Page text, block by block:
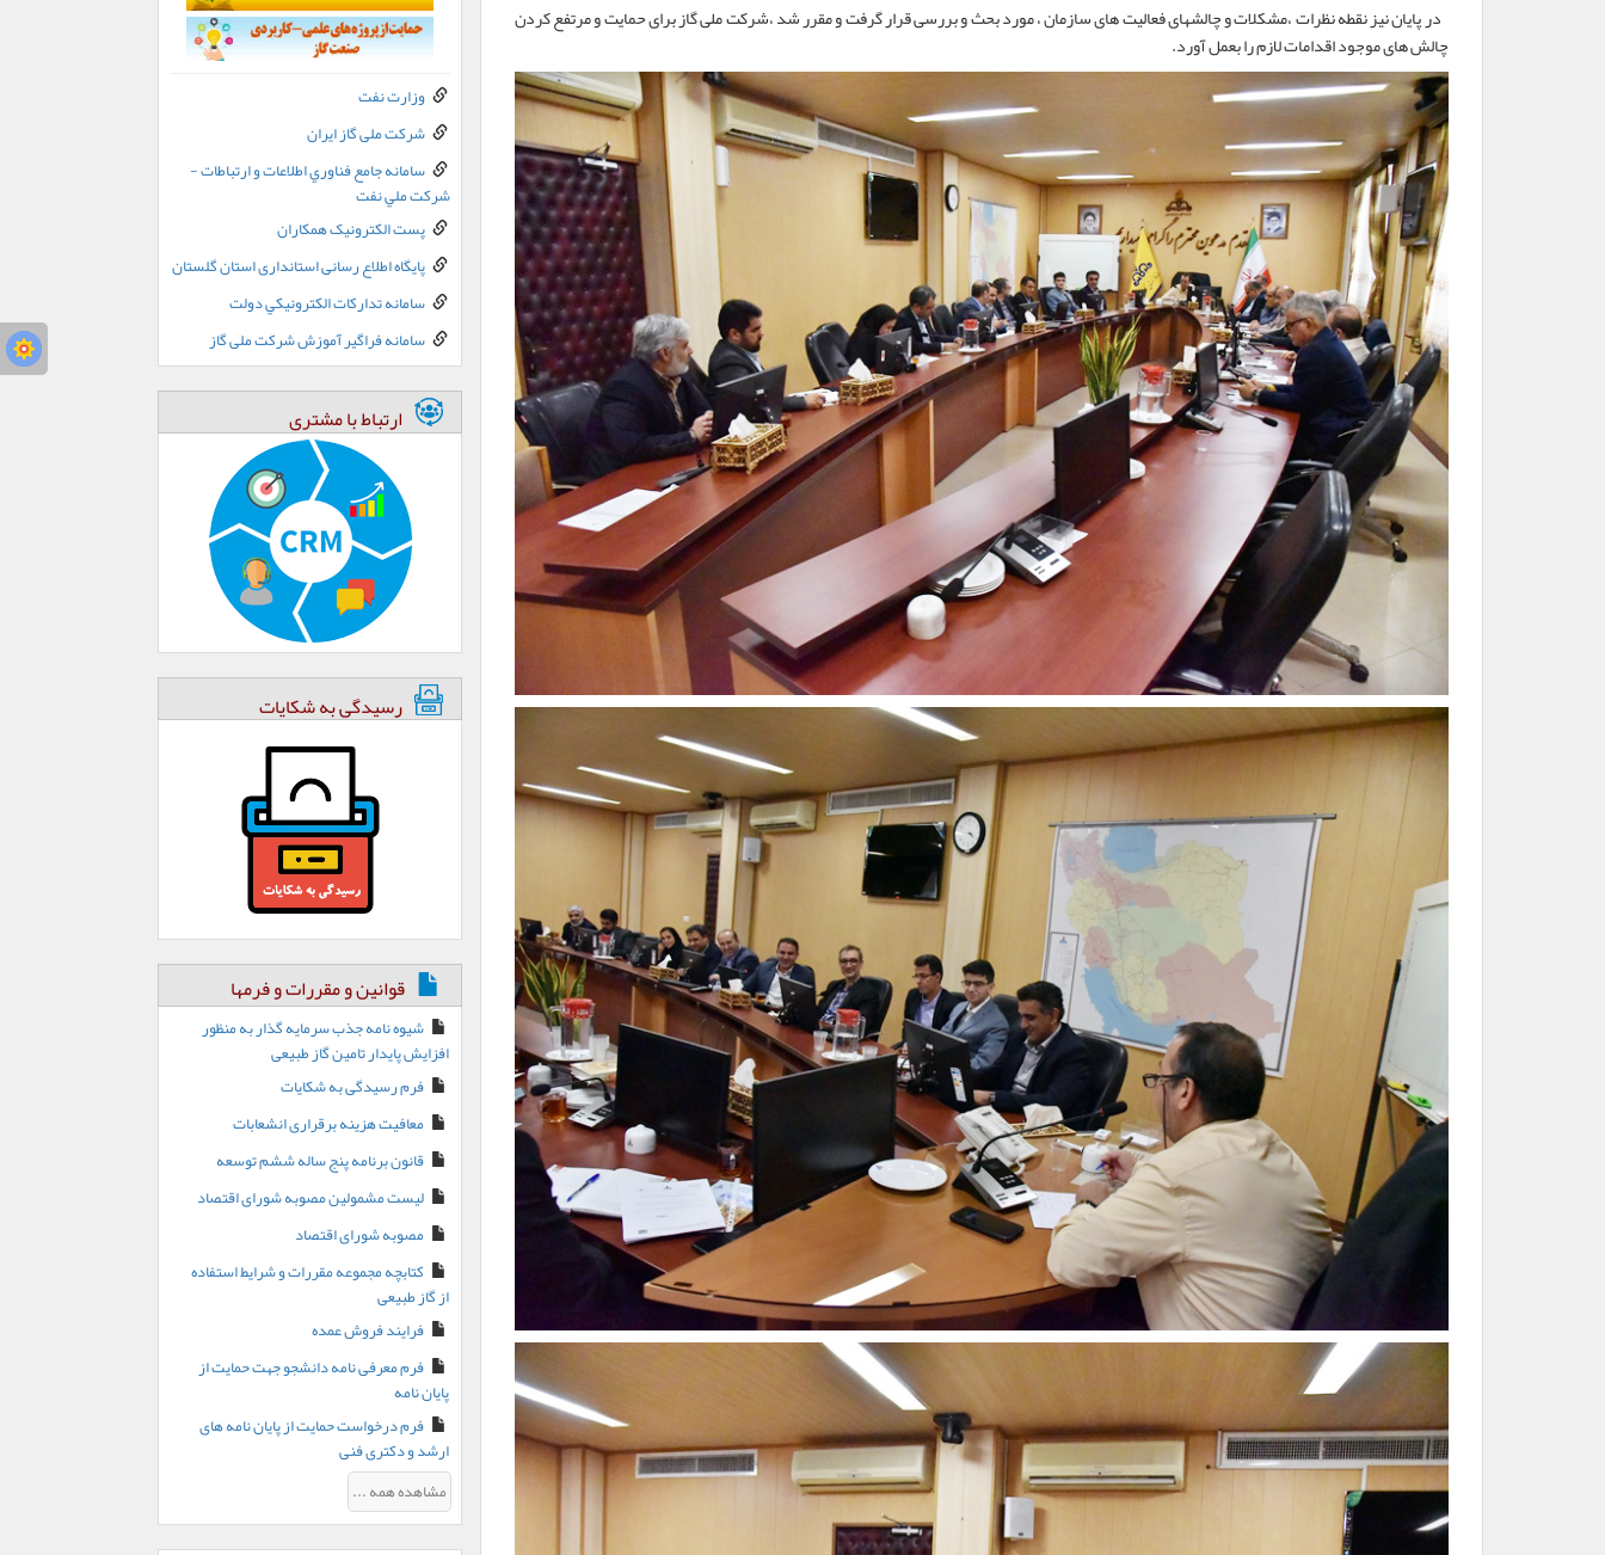
در پایان نیز نقطه نظرات ،مشکلات و چالشهای فعالیت های سازمان ، مورد بحث و بررسی قرار گرفت و مقرر شد ،شرکت ملی گاز برای حمایت و مرتفع کردن
چالش های موجود اقدامات لازم را بعمل آورد.
وزارت نفت
شرکت ملی گاز ایران
سامانه جامع فناوري اطلاعات و ارتباطات -
شرکت ملي نفت
پست الکترونيک همکاران
پایگاه اطلاع رسانی استانداری استان گلستان
سامانه تدارکات الکترونيکي دولت
سامانه فراگیر آموزش شرکت ملی گاز
ارتباط با مشتری
رسیدگی به شکایات
قوانین و مقررات و فرمها
شیوه نامه جذب سرمایه گذار به منظور
افزایش پایدار تامین گاز طبیعی
فرم رسیدگی به شکایات
معافیت هزینه برقراری انشعابات
قانون برنامه پنج ساله ششم توسعه
لیست مشمولین مصوبه شورای اقتصاد
مصوبه شورای اقتصاد
کتابچه مجموعه مقررات و شرایط استفاده
از گاز طبیعی
فرایند فروش عمده
فرم معرفی نامه دانشجو جهت حمایت از
پایان نامه
فرم درخواست حمایت از پایان نامه های
ارشد و دکتری فنی
مشاهده همه ...